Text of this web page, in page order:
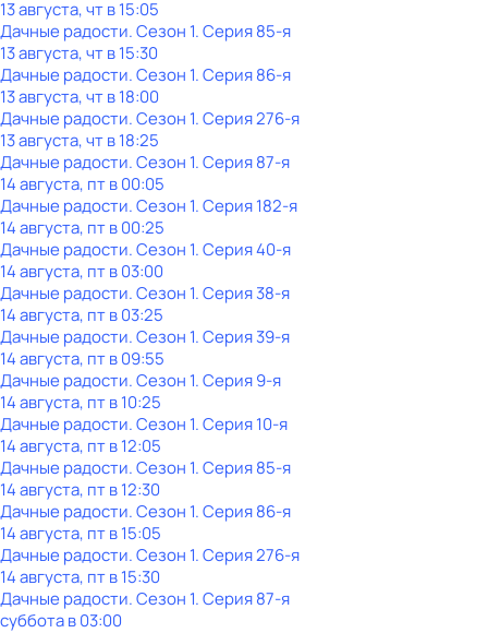
13 августа, чт в 15:05
Дачные радости. Сезон 1. Серия 85-я
13 августа, чт в 15:30
Дачные радости. Сезон 1. Серия 86-я
13 августа, чт в 18:00
Дачные радости. Сезон 1. Серия 276-я
13 августа, чт в 18:25
Дачные радости. Сезон 1. Серия 87-я
14 августа, пт в 00:05
Дачные радости. Сезон 1. Серия 182-я
14 августа, пт в 00:25
Дачные радости. Сезон 1. Серия 40-я
14 августа, пт в 03:00
Дачные радости. Сезон 1. Серия 38-я
14 августа, пт в 03:25
Дачные радости. Сезон 1. Серия 39-я
14 августа, пт в 09:55
Дачные радости. Сезон 1. Серия 9-я
14 августа, пт в 10:25
Дачные радости. Сезон 1. Серия 10-я
14 августа, пт в 12:05
Дачные радости. Сезон 1. Серия 85-я
14 августа, пт в 12:30
Дачные радости. Сезон 1. Серия 86-я
14 августа, пт в 15:05
Дачные радости. Сезон 1. Серия 276-я
14 августа, пт в 15:30
Дачные радости. Сезон 1. Серия 87-я
субботав03:00